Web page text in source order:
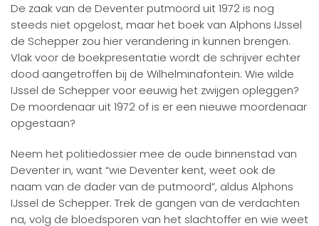
De zaak van de Deventer putmoord uit 1972 is nog
steeds niet opgelost, maar het boek van Alphons IJssel
de Schepper zou hier verandering in kunnen brengen.
Vlak voor de boekpresentatie wordt de schrijver echter
dood aangetroffen bij de Wilhelminafontein. Wie wilde
IJssel de Schepper voor eeuwig het zwijgen opleggen?
De moordenaar uit 1972 of is er een nieuwe moordenaar
opgestaan?
Neem het politiedossier mee de oude binnenstad van
Deventer in, want “wie Deventer kent, weet ook de
naam van de dader van de putmoord”, aldus Alphons
IJssel de Schepper. Trek de gangen van de verdachten
na, volg de bloedsporen van het slachtoffer en wie weet